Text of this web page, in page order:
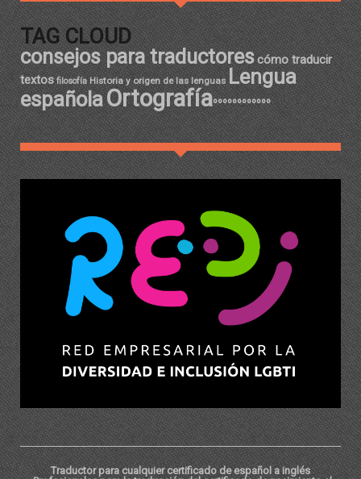
TAG CLOUD
consejos para traductorescómo traducir
textos filosofía Historia y origen de las lenguas Lengua
españolaOrtografíaºººººººººººº
Traductor para cualquier certificado de español a inglés